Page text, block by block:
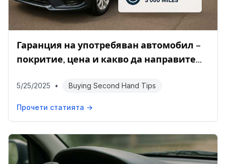
Гаранция на употребяван автомобил –
покритие, цена и какво да направите
5/25/2025 • Buying Second Hand Tips
Прочети статията →